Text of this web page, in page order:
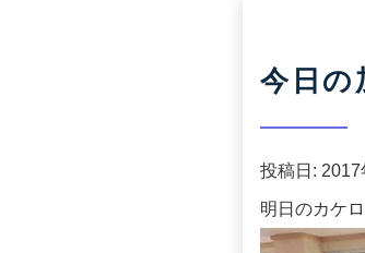
今日の
投稿日: 2017
明日のカケ